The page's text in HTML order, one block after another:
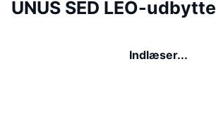
UNUS SED LEO-udbytte
Indlæser...